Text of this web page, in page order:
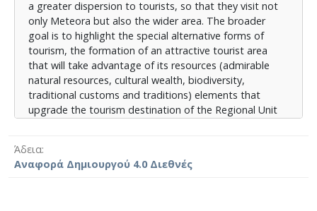
ανάπτυξη της Περιφερειακής Ενότητας Τρικάλων.
a greater dispersion to tourists, so that they visit not
only Meteora but also the wider area. The broader
goal is to highlight the special alternative forms of
tourism, the formation of an attractive tourist area
that will take advantage of its resources (admirable
natural resources, cultural wealth, biodiversity,
traditional customs and traditions) elements that
upgrade the tourism destination of the Regional Unit
promoting the tourist product of the region in order to
help both the economic and the tourim development
Άδεια
Αναφορά Δημιουργού 4.0 Διεθνές